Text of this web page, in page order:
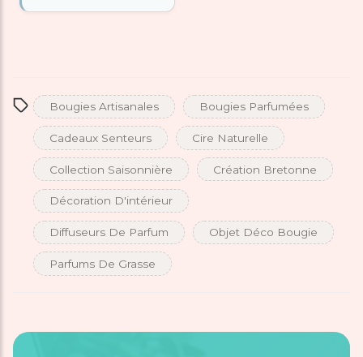
Bougies Artisanales Bougies Parfumées
Cadeaux Senteurs Cire Naturelle
Collection Saisonnière Création Bretonne
Décoration D'intérieur
Diffuseurs De Parfum Objet Déco Bougie
Parfums De Grasse